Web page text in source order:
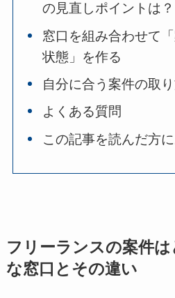
の見直しポイントは？
窓口を組み合わせて
状態」を作る
自分に合う案件の取
よくある質問
この記事を読んだ方
フリーランスの案件
な窓口とその違い